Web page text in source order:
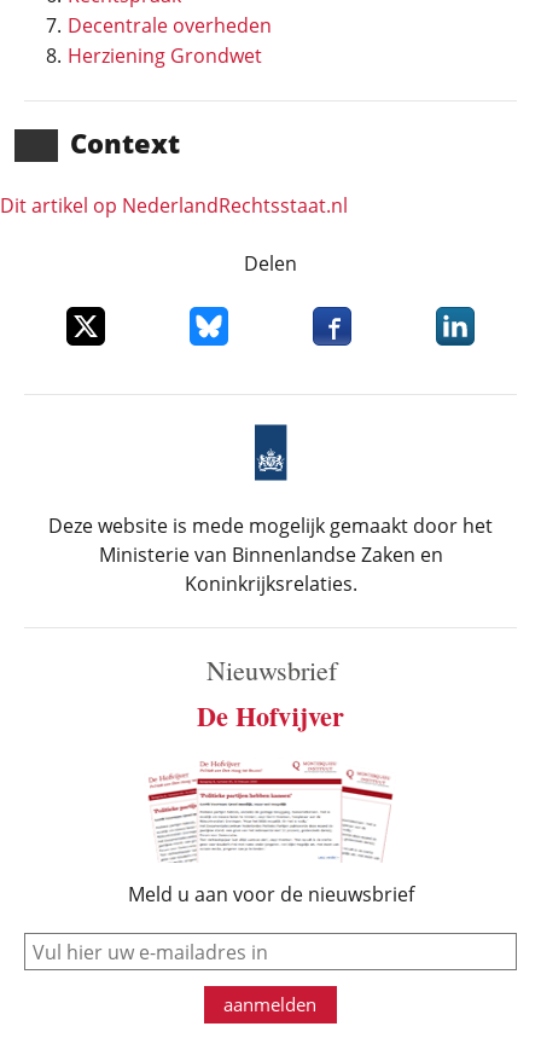
Decentrale overheden
Herziening Grondwet
Context
Dit artikel op NederlandRechts­staat.nl
Delen
Deel dit item op XDeel dit item op Bluesky
Deel dit item opDeel dit
Deze website is mede mogelijk gemaakt door het
Ministerie van Binnenlandse Zaken en
Koninkrijksrelaties.
Nieuwsbrief
De Hofvijver
Meld u aan voor de nieuwsbrief
e-mail
aanmelden